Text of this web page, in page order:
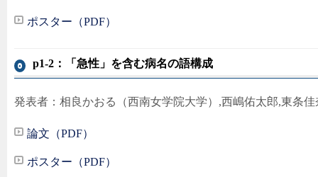
ポスター（PDF）
p1-2：「急性」を含む病名の語構成
発表者：相良かおる（西南女学院大学）,西嶋佑太郎,東条
論文（PDF）
ポスター（PDF）